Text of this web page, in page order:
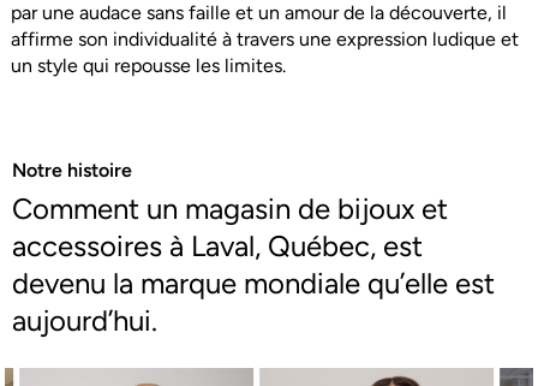
par une audace sans faille et un amour de la découverte, il
affirme son individualité à travers une expression ludique et
un style qui repousse les limites.
Notre histoire
Comment un magasin de bijoux et
accessoires à Laval, Québec, est
devenu la marque mondiale qu’elle est
aujourd’hui.